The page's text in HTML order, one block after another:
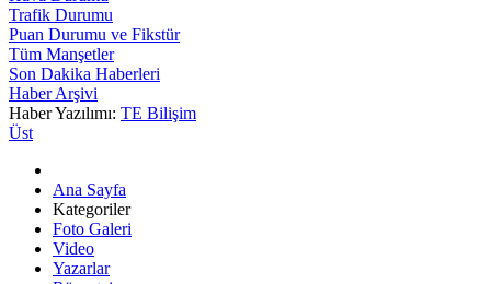
Trafik Durumu
Puan Durumu ve Fikstür
Tüm Manşetler
Son Dakika Haberleri
Haber Arşivi
Haber Yazılımı: TE Bilişim
Üst
Ana Sayfa
Kategoriler
Foto Galeri
Video
Yazarlar